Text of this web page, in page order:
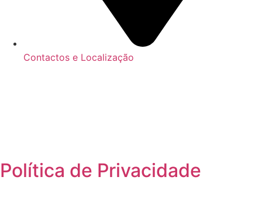
Contactos e Localização
Política de Privacidade